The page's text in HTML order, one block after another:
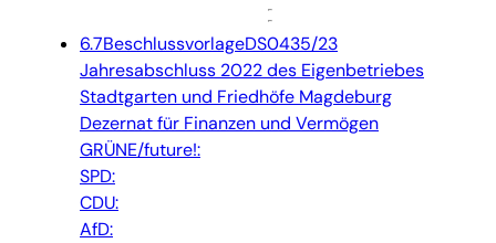
6.7BeschlussvorlageDS0435/23
Jahresabschluss 2022 des Eigenbetriebes
Stadtgarten und Friedhöfe Magdeburg
Dezernat für Finanzen und Vermögen
GRÜNE/future!:
SPD:
CDU:
AfD: